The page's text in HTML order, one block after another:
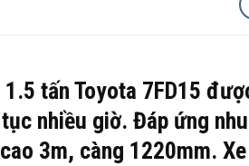
tấn Toyota 7FD15
nhiều giờ. Đáp ứng
3m, càng 1220mm.